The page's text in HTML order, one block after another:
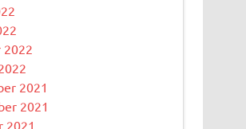
2022
2021
2021
2021